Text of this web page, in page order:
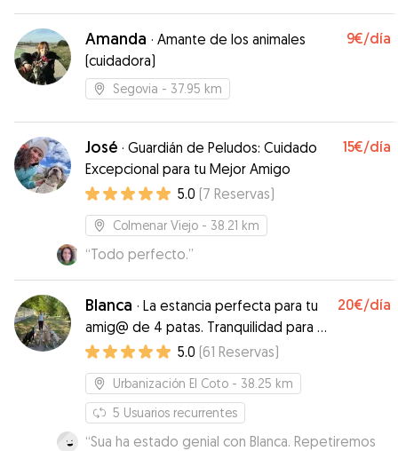
Amanda · Amante de los animales
(cuidadora)
9€/día
Segovia - 37.95 km
José · Guardián de Peludos: Cuidado
Excepcional para tu Mejor Amigo
15€/día
5.0 (7 Reservas)
Colmenar Viejo - 38.21 km
“Todo perfecto.”
Blanca · La estancia perfecta para tu
amig@ de 4 patas. Tranquilidad para ti
y para ellos
20€/día
5.0 (61 Reservas)
Urbanización El Coto - 38.25 km
5 Usuarios recurrentes
“Sua ha estado genial con Blanca. Repetiremos